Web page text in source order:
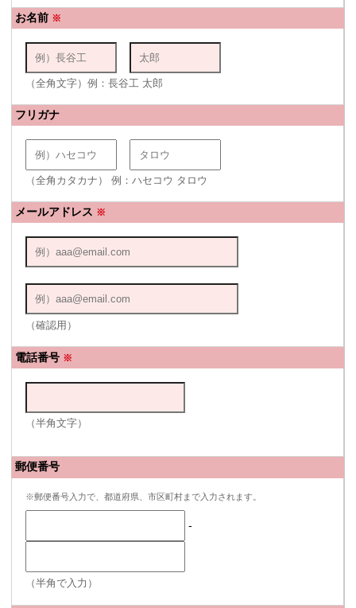
お名前 ※
（全角文字）例：長谷工 太郎
フリガナ
（全角カタカナ） 例：ハセコウ タロウ
メールアドレス ※
（確認用）
電話番号 ※
（半角文字）
郵便番号
※郵便番号入力で、都道府県、市区町村まで入力されます。
-
（半角で入力）